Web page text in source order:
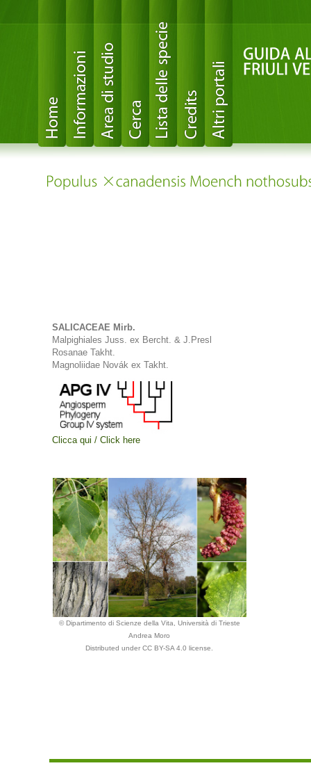
SALICACEAE Mirb.
Malpighiales Juss. ex Bercht. & J.Presl
Rosanae Takht.
Magnoliidae Novák ex Takht.
Clicca qui / Click here
© Dipartimento di Scienze della Vita, Università di Trieste
Andrea Moro
Distributed under CC BY-SA 4.0 license.